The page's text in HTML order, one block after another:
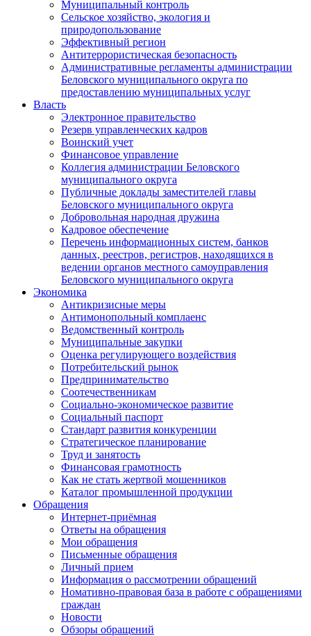
Муниципальный контроль
Сельское хозяйство, экология и
природопользование
Эффективный регион
Антитеррористическая безопасность
Административные регламенты администрации
Беловского муниципального округа по
предоставлению муниципальных услуг
Власть
Электронное правительство
Резерв управленческих кадров
Воинский учет
Финансовое управление
Коллегия администрации Беловского
муниципального округа
Публичные доклады заместителей главы
Беловского муниципального округа
Добровольная народная дружина
Кадровое обеспечение
Перечень информационных систем, банков
данных, реестров, регистров, находящихся в
ведении органов местного самоуправления
Беловского муниципального округа
Экономика
Антикризисные меры
Антимонопольный комплаенс
Ведомственный контроль
Муниципальные закупки
Оценка регулирующего воздействия
Потребительский рынок
Предпринимательство
Соотечественникам
Социально-экономическое развитие
Социальный паспорт
Стандарт развития конкуренции
Стратегическое планирование
Труд и занятость
Финансовая грамотность
Как не стать жертвой мошенников
Каталог промышленной продукции
Обращения
Интернет-приёмная
Ответы на обращения
Мои обращения
Письменные обращения
Личный прием
Информация о рассмотрении обращений
Номативно-правовая база в работе с обращениями
граждан
Новости
Обзоры обращений